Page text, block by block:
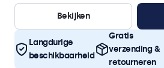
Bekijken
Langdurige
beschikbaarheid
Gratis
verzending &
retourneren